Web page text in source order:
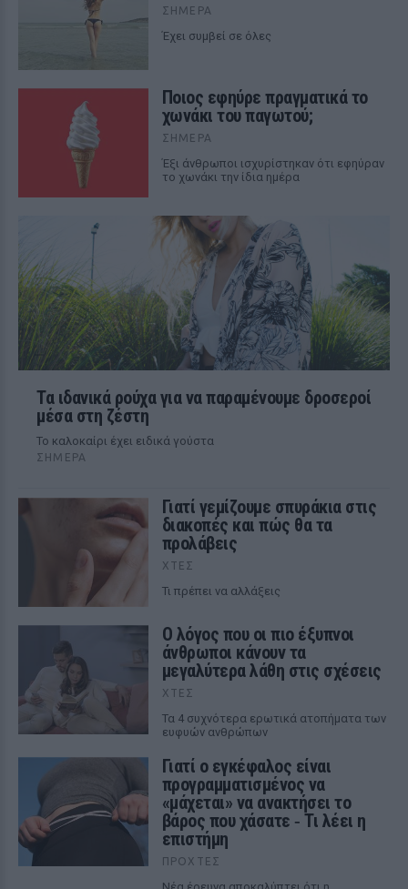
ΣΉΜΕΡΑ
Έχει συμβεί σε όλες
Ποιος εφηύρε πραγματικά το
χωνάκι του παγωτού;
ΣΉΜΕΡΑ
Έξι άνθρωποι ισχυρίστηκαν ότι εφηύραν
το χωνάκι την ίδια ημέρα
Τα ιδανικά ρούχα για να παραμένουμε δροσεροί
μέσα στη ζέστη
To καλοκαίρι έχει ειδικά γούστα
ΣΉΜΕΡΑ
Γιατί γεμίζουμε σπυράκια στις
διακοπές και πώς θα τα
προλάβεις
ΧΤΕΣ
Τι πρέπει να αλλάξεις
Ο λόγος που οι πιο έξυπνοι
άνθρωποι κάνουν τα
μεγαλύτερα λάθη στις σχέσεις
ΧΤΕΣ
Τα 4 συχνότερα ερωτικά ατοπήματα των
ευφυών ανθρώπων
Γιατί ο εγκέφαλος είναι
προγραμματισμένος να
«μάχεται» να ανακτήσει το
βάρος που χάσατε ‑ Τι λέει η
επιστήμη
ΠΡΟΧΤΈΣ